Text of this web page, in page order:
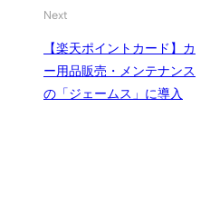
Next
【楽天ポイントカード】カ
ー用品販売・メンテナンス
の「ジェームス」に導入